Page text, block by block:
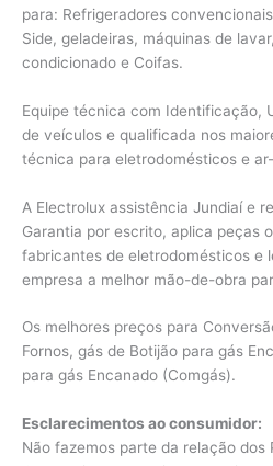
para: Refrigeradores
Side, geladeiras, máquinas de
condicionado e Coifas.
Equipe técnica com Identificação,
de veículos e qualificada nos
técnica para eletrodomésticos e
A Electrolux assistência Jundiaí e
Garantia por escrito, aplica peças
fabricantes de eletrodomésticos e
empresa a melhor mão-de-obra
Os melhores preços para
Fornos, gás de Botijão para gás
para gás Encanado (Comgás).
Esclarecimentos ao consumidor:
Não fazemos parte da relação dos